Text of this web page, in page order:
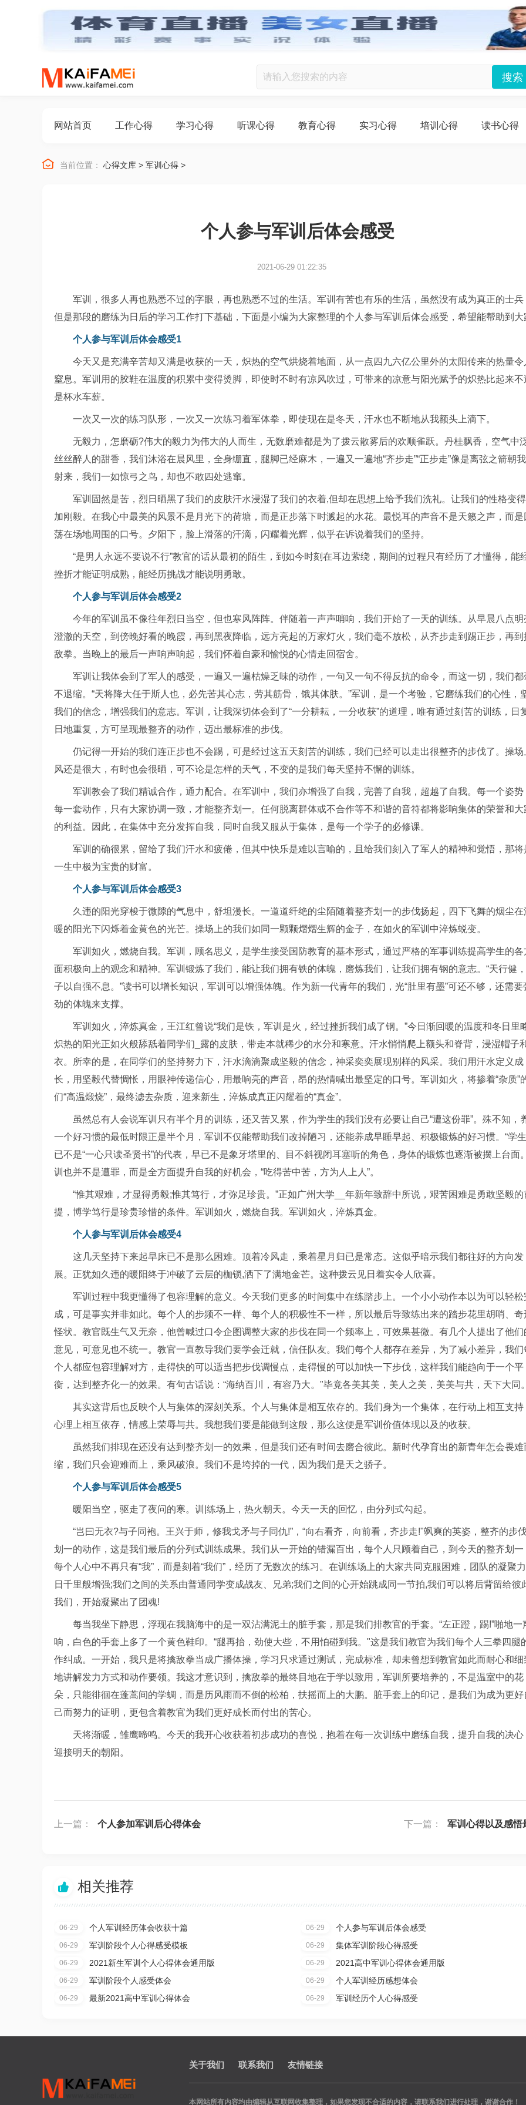
网站首页 工作心得 学习心得 听课心得 教育心得 实习心得 培训心得 读书心得
 当前位置： 心得文库 > 军训心得 >
个人参与军训后体会感受
2021-06-29 01:22:35
军训，很多人再也熟悉不过的字眼，再也熟悉不过的生活。军训有苦也有乐的生活，虽然没有成为真正的士兵
但是那段的磨练为日后的学习工作打下基础，下面是小编为大家整理的个人参与军训后体会感受，希望能帮助到大
个人参与军训后体会感受1
今天又是充满辛苦却又满是收获的一天，炽热的空气烘烧着地面，从一点四九六亿公里外的太阳传来的热量令
窒息。军训用的胶鞋在温度的积累中变得烫脚，即使时不时有凉风吹过，可带来的凉意与阳光赋予的炽热比起来不
是杯水车薪。
一次又一次的练习队形，一次又一次练习着军体拳，即使现在是冬天，汗水也不断地从我额头上滴下。
无毅力，怎磨砺?伟大的毅力为伟大的人而生，无数磨难都是为了拨云散雾后的欢顺雀跃。丹桂飘香，空气中
丝丝醉人的甜香，我们沐浴在晨风里，全身绷直，腿脚已经麻木，一遍又一遍地“齐步走”“正步走”像是离弦之箭朝
射来，我们一如惊弓之鸟，却也不敢四处逃窜。
军训固然是苦，烈日晒黑了我们的皮肤汗水浸湿了我们的衣着,但却在思想上给予我们洗礼。让我们的性格变
加刚毅。在我心中最美的风景不是月光下的荷塘，而是正步落下时溅起的水花。最悦耳的声音不是天籁之声，而是
荡在场地周围的口号。夕阳下，脸上滑落的汗滴，闪耀着光辉，似乎在诉说着我们的坚持。
“是男人永远不要说不行”教官的话从最初的陌生，到如今时刻在耳边萦绕，期间的过程只有经历了才懂得，能
挫折才能证明成熟，能经历挑战才能说明勇敢。
个人参与军训后体会感受2
今年的军训虽不像往年烈日当空，但也寒风阵阵。伴随着一声声哨响，我们开始了一天的训练。从早晨八点明
澄澈的天空，到傍晚好看的晚霞，再到黑夜降临，远方亮起的万家灯火，我们毫不放松，从齐步走到踢正步，再到
敌拳。当晚上的最后一声响声响起，我们怀着自豪和愉悦的心情走回宿舍。
军训让我体会到了军人的感受，一遍又一遍枯燥乏味的动作，一句又一句不得反抗的命令，而这一切，我们都
不退缩。“天将降大任于斯人也，必先苦其心志，劳其筋骨，饿其体肤。”军训，是一个考验，它磨练我们的心性，
我们的信念，增强我们的意志。军训，让我深切体会到了“一分耕耘，一分收获”的道理，唯有通过刻苦的训练，日
日地重复，方可呈现最整齐的动作，迈出最标准的步伐。
仍记得一开始的我们连正步也不会踢，可是经过这五天刻苦的训练，我们已经可以走出很整齐的步伐了。操场
风还是很大，有时也会很晒，可不论是怎样的天气，不变的是我们每天坚持不懈的训练。
军训教会了我们精诚合作，通力配合。在军训中，我们亦增强了自我，完善了自我，超越了自我。每一个姿势
每一套动作，只有大家协调一致，才能整齐划一。任何脱离群体或不合作等不和谐的音符都将影响集体的荣誉和大
的利益。因此，在集体中充分发挥自我，同时自我又服从于集体，是每一个学子的必修课。
军训的确很累，留给了我们汗水和疲倦，但其中快乐是难以言喻的，且给我们刻入了军人的精神和觉悟，那将
一生中极为宝贵的财富。
个人参与军训后体会感受3
久违的阳光穿梭于微隙的气息中，舒坦漫长。一道道纤绝的尘陌随着整齐划一的步伐扬起，四下飞舞的烟尘在
暖的阳光下闪烁着金黄色的光芒。操场上的我们如同一颗颗熠熠生辉的金子，在如火的军训中淬炼蜕变。
军训如火，燃烧自我。军训，顾名思义，是学生接受国防教育的基本形式，通过严格的军事训练提高学生的各
面积极向上的观念和精神。军训锻炼了我们，能让我们拥有铁的体魄，磨炼我们，让我们拥有钢的意志。“天行健
子以自强不息。”读书可以增长知识，军训可以增强体魄。作为新一代青年的我们，光“肚里有墨”可还不够，还需要
劲的体魄来支撑。
军训如火，淬炼真金，王江红曾说“我们是铁，军训是火，经过挫折我们成了钢。”今日渐回暖的温度和冬日里
炽热的阳光正如火般舔舐着同学们_露的皮肤，带走本就稀少的水分和寒意。汗水悄悄爬上额头和脊背，浸湿帽子
衣。所幸的是，在同学们的坚持努力下，汗水滴滴聚成坚毅的信念，神采奕奕展现别样的风采。我们用汗水定义成
长，用坚毅代替惆怅，用眼神传递信心，用最响亮的声音，昂的热情喊出最坚定的口号。军训如火，将掺着“杂质”
们“高温煅烧”，最终滤去杂质，迎来新生，淬炼成真正闪耀着的“真金”。
虽然总有人会说军训只有半个月的训练，还又苦又累，作为学生的我们没有必要让自己“遭这份罪”。殊不知，
一个好习惯的最低时限正是半个月，军训不仅能帮助我们改掉陋习，还能养成早睡早起、积极锻炼的好习惯。“学
已不是“一心只读圣贤书”的代表，早已不是象牙塔里的、目不斜视闭耳塞听的角色，身体的锻炼也逐渐被摆上台面
训也并不是遭罪，而是全方面提升自我的好机会，“吃得苦中苦，方为人上人”。
“惟其艰难，才显得勇毅;惟其笃行，才弥足珍贵。”正如广州大学__年新年致辞中所说，艰苦困难是勇敢坚毅的
提，博学笃行是珍贵珍惜的条件。军训如火，燃烧自我。军训如火，淬炼真金。
个人参与军训后体会感受4
这几天坚持下来起早床已不是那么困难。顶着冷风走，乘着星月归已是常态。这似乎暗示我们都往好的方向发
展。正犹如久违的暖阳终于冲破了云层的枷锁,洒下了满地金芒。这种拨云见日着实令人欣喜。
军训过程中我更懂得了包容理解的意义。今天我们更多的时间集中在练踏步上。一个小小动作本以为可以轻松
成，可是事实并非如此。每个人的步频不一样、每个人的积极性不一样，所以最后导致练出来的踏步花里胡哨、奇
怪状。教官既生气又无奈，他曾喊过口令企图调整大家的步伐在同一个频率上，可效果甚微。有几个人提出了他们
意见，可意见也不统一。教官一直教导我们要学会迁就，信任队友。我们每个人都存在差异，为了减小差异，我们
个人都应包容理解对方，走得快的可以适当把步伐调慢点，走得慢的可以加快一下步伐，这样我们能趋向于一个平
衡，达到整齐化一的效果。有句古话说：“海纳百川，有容乃大。"毕竟各美其美，美人之美，美美与共，天下大同。
其实这背后也反映个人与集体的深刻关系。个人与集体是相互依存的。我们身为一个集体，在行动上相互支持
心理上相互依存，情感上荣辱与共。我想我们要是能做到这般，那么这便是军训价值体现以及的收获。
虽然我们排现在还没有达到整齐划一的效果，但是我们还有时间去磨合彼此。新时代孕育出的新青年怎会畏难
缩，我们只会迎难而上，乘风破浪。我们不是垮掉的一代，因为我们是天之骄子。
个人参与军训后体会感受5
暖阳当空，驱走了夜问的寒。训|练场上，热火朝天。今天一天的回忆，由分列式勾起。
“岂曰无衣?与子同袍。王兴于师，修我戈矛与子同仇!”，“向右看齐，向前看，齐步走!"飒爽的英姿，整齐的步伐
划一的动作，这是我们最后的分列式训练成果。我们从一开始的错漏百出，每个人只顾着自己，到今天的整齐划一
每个人心中不再只有“我”，而是刻着“我们”，经历了无数次的练习。在训练场上的大家共同克服困难，团队的凝聚
日千里般增强;我们之间的关系由普通同学变成战友、兄弟;我们之间的心开始跳成同一节拍,我们可以将后背留给彼
我们，开始凝聚出了团魂!
每当我坐下静思，浮现在我脑海中的是一双沾满泥土的脏手套，那是我们排教官的手套。“左正蹬，踢!”啪地一
响，白色的手套上多了一个黄色鞋印。“腿再抬，劲使大些，不用怕碰到我。"这是我们教官为我们每个人三拳四腿
作纠成。一开始，我只是将擒敌拳当成广播体操，学习只求通过测试，完成标准，却未曾想到教官如此而耐心和细
地讲解发力方式和动作要领。我这才意识到，擒敌拳的最终目地在于学以致用，军训所要培养的，不是温室中的花
朵，只能徘徊在蓬蒿间的学蜩，而是历风雨而不倒的松柏，扶摇而上的大鹏。脏手套上的印记，是我们为成为更好
己而努力的证明，更包含着教官为我们更好成长而付出的苦心。
天将渐暖，雏鹰啼鸣。今天的我开心收获着初步成功的喜悦，抱着在每一次训练中磨练自我，提升自我的决心
迎接明天的朝阳。
上一篇： 个人参加军训后心得体会 下一篇： 军训心得以及感悟
 相关推荐
06-29 个人军训经历体会收获十篇 06-29 个人参与军训后体会感受
06-29 军训阶段个人心得感受模板 06-29 集体军训阶段心得感受
06-29 2021新生军训个人心得体会通用版 06-29 2021高中军训心得体会通用版
06-29 军训阶段个人感受体会 06-29 个人军训经历感想体会
06-29 最新2021高中军训心得体会 06-29 军训经历个人心得感受
关于我们 联系我们 友情链接
本网站所有内容均由编辑从互联网收集整理，如果您发现不合适的内容，请联系我们进行处理，谢谢合作！